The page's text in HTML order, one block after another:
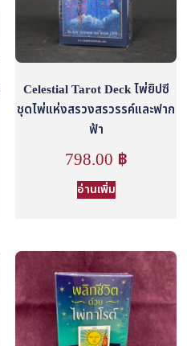
Celestial Tarot Deck ไพ่ยิปซี
ชุดไพ่แห่งสรวงสรวรรค์และฟาก
ฟ้า
798.00 ฿
อ่านเพิ่ม